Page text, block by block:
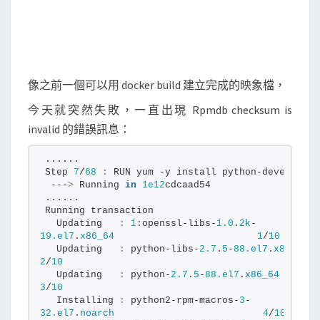
時
，
現
p
d
h
e
像之前一個可以用 docker build 建立完成的映象檔，
今天就突然失敗，一直出現 Rpmdb checksum is
invalid 的錯誤訊息：
......
Step 7/68 :
RUN yum -y install python-devel
---> Running in 1e12cdcaad54
......
Running transaction
  Updating
: 1 :openssl-libs- 1.0 . 2k -
19. el7 . x86_64 1/10
  Updating
: python-libs- 2.7 . 5 -88. el7 . x86_64
2/10
  Updating
: python- 2.7 . 5 -88. el7 . x86_64
3/10
  Installing
: python2-rpm-macros- 3 -
32. el7 . noarch 4/10